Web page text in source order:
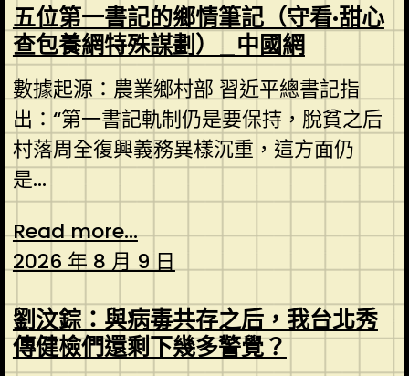
五位第一書記的鄉情筆記（守看·甜心
查包養網特殊謀劃）_中國網
數據起源：農業鄉村部 習近平總書記指
出：“第一書記軌制仍是要保持，脫貧之后
村落周全復興義務異樣沉重，這方面仍
是...
Read more...
2026 年 8 月 9 日
劉汶錝：與病毒共存之后，我台北秀
傳健檢們還剩下幾多警覺？